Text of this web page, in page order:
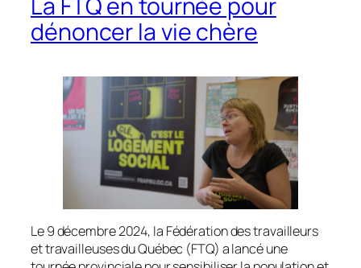
dénoncer la vie chère
Le 9 décembre 2024, la Fédération des travailleurs
et travailleuses du Québec (FTQ) a lancé une